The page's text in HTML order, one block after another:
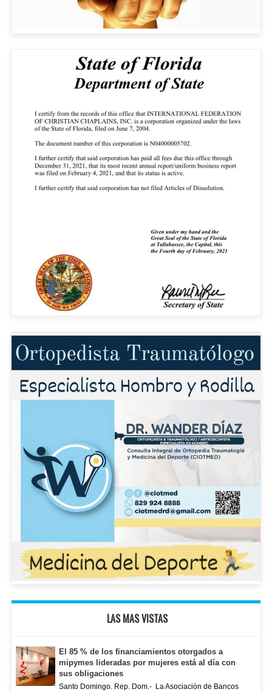
LAS MAS VISTAS
El 85 % de los financiamientos otorgados a
mipymes lideradas por mujeres está al día con
sus obligaciones
Santo Domingo. Rep. Dom.- La Asociación de Bancos